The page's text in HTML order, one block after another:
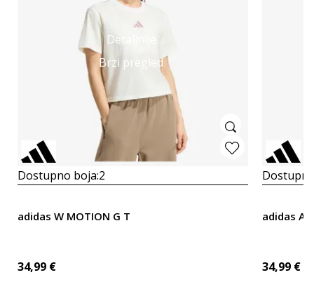
Detaljnije
Brzi pregled
Dostupno boja:2
adidas W MOTION G T
34,99 €
adidas
34,99 €